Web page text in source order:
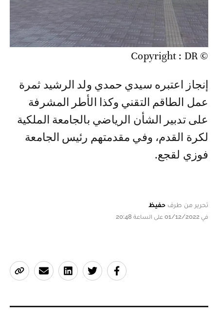
© Copyright : DR
إنجاز اعتبره سيدي حمدي ولد الرشيد ثمرة
عمل الطاقم التقني وكذا الأطر المشرفة
على تدبير الشأن الرياضي بالجامعة الملكية
لكرة القدم، وفي مقدمتهم رئيس الجامعة
فوزي لقجع.
تحرير من طرف حفيظ
في 01/12/2022 على الساعة 20:48